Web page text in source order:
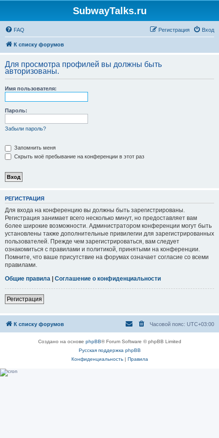
SubwayTalks.ru
FAQ Вход
Регистрация
К списку форумов
Для просмотра профилей вы должны быть
авторизованы.
Имя пользователя:
Пароль:
Забыли пароль?
Запомнить меня
Скрыть моё пребывание на конференции в этот раз
РЕГИСТРАЦИЯ
Для входа на конференцию вы должны быть зарегистрированы.
Регистрация занимает всего несколько минут, но предоставляет вам
более широкие возможности. Администратором конференции могут быть
установлены также дополнительные привилегии для зарегистрированных
пользователей. Прежде чем зарегистрироваться, вам следует
ознакомиться с правилами и политикой, принятыми на конференции.
Помните, что ваше присутствие на форумах означает согласие со всеми
правилами.
Общие правила | Соглашение о конфиденциальности
Регистрация
К списку форумов Часовой пояс: UTC+03:00
Создано на основе phpBB® Forum Software © phpBB Limited
Русская поддержка phpBB
Конфиденциальность| Правила